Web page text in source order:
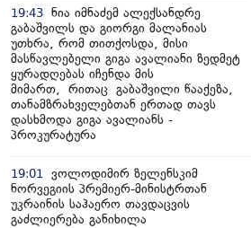
19:43 ნია იმნაძემ ალექსანდრე
გაბაშვილს და გიორგი მალანიას
უთხრა, რომ თითქოსდა, მისი
მასწავლებელი გიგა ავალიანი ზედმეტ
ყურადღებას იჩენდა მის
მიმართ, რითაც გაბაშვილი წააქეზა,
თანამზრახველებთან ერთად თავს
დასხმოდა გიგა ავალიანს -
პროკურატურა
19:01
ვოლოდიმირ ზელენსკიმ
ნორვეგიის პრემიერ-მინისტრთან
უკრაინის საჰაერო თავდაცვის
გაძლიერება განიხილა